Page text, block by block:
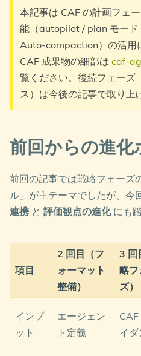
本記事は CAF の計画フェ
能（autopilot / plan モード
Auto-compaction）の活用
CAF 成果物の細部は caf-
覧ください。後続フェーズ
ス）は今後の記事で取り上
前回からの進化
前回の記事では戦略フェーズ
ル」が主テーマでしたが、今
連携 と 評価観点の進化にも
項目
2 回目（フ
ォーマット
整備）
3 回
略フ
ズ）
インプ
ット
エージェン
ト定義
イダ